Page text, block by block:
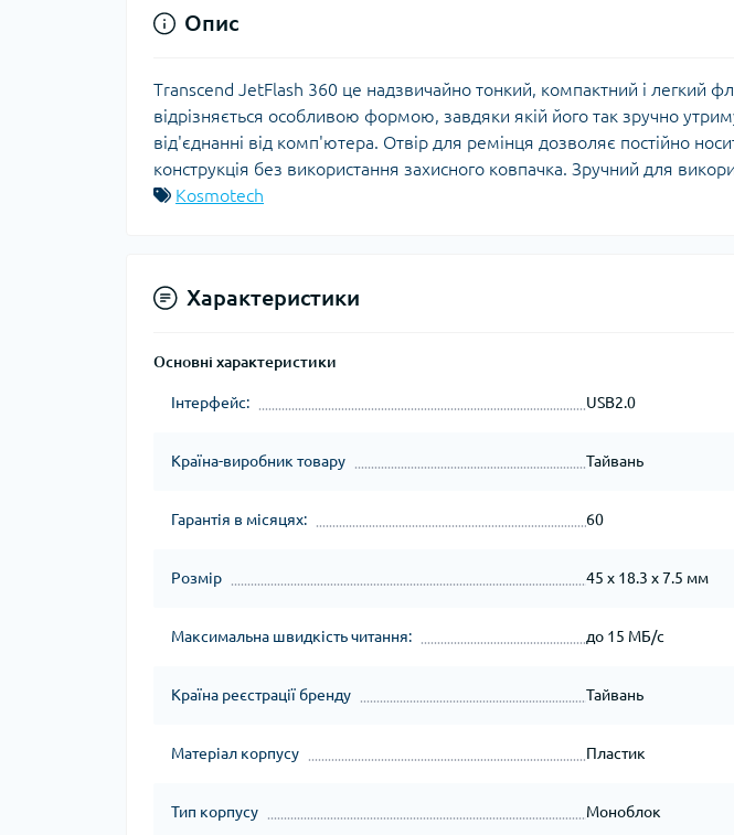
Опис
Transcend JetFlash 360 це надзвичайно тонкий, компактний і легкий
відрізняється особливою формою, завдяки якій його так зручно
від'єднанні від комп'ютера. Отвір для ремінця дозволяє постійно
конструкція без використання захисного ковпачка. Зручний для
Kosmotech
Характеристики
Основні характеристики
Інтерфейс: USB2.0
Країна-виробник товару Тайвань
Гарантія в місяцях: 60
Розмір 45 x 18.3 x 7.5 мм
Максимальна швидкість читання: до 15 МБ/с
Країна реєстрації бренду Тайвань
Матеріал корпусу Пластик
Тип корпусу Моноблок